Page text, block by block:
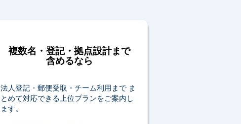
複数名・登記・拠点設計まで
含めるなら
法人登記・郵便受取・チーム利用まで ま
とめて対応できる上位プランをご案内し
ます。